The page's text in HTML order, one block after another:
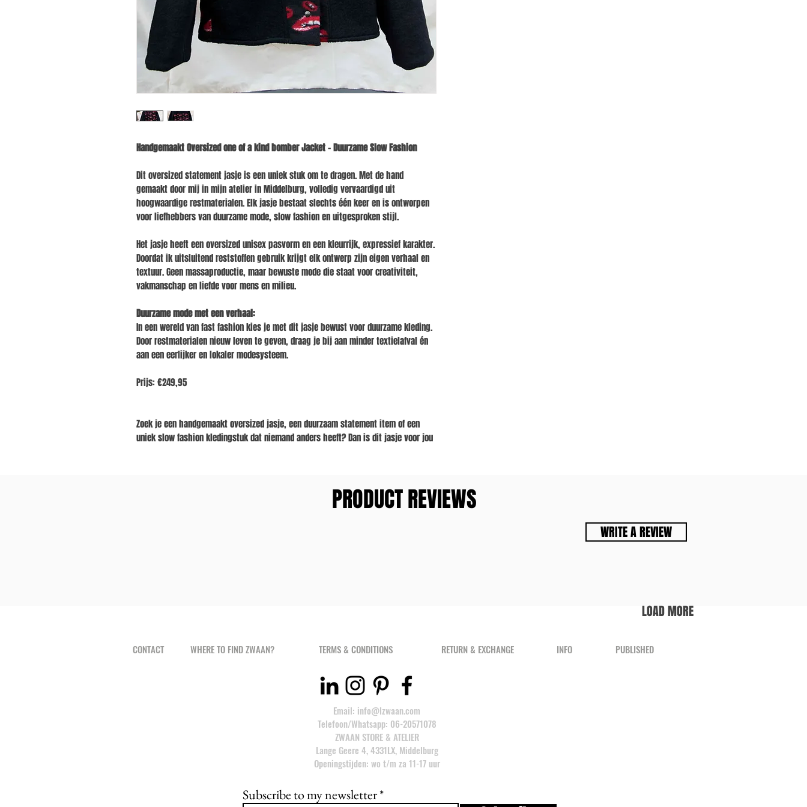
Handgemaakt Oversized one of a kind bomber Jacket – Duurzame Slow Fashion
Dit oversized statement jasje is een uniek stuk om te dragen. Met de hand
gemaakt door mij in mijn atelier in Middelburg, volledig vervaardigd uit
hoogwaardige restmaterialen.Elk jasje bestaat slechts één keer en is ontworpen
voor liefhebbers van duurzame mode, slow fashion en uitgesproken stijl.
Het jasje heeft een oversized unisex pasvorm en een kleurrijk, expressief karakter.
Doordat ik uitsluitend reststoffen gebruik krijgt elk ontwerp zijn eigen verhaal en
textuur. Geen massaproductie, maar bewuste mode die staat voor creativiteit,
vakmanschap en liefde voor mens en milieu.
Duurzame mode met een verhaal:
In een wereld van fast fashion kies je met dit jasje bewust voor duurzame kleding.
Door restmaterialen nieuw leven te geven, draag je bij aan minder textielafval én
aan een eerlijker en lokaler modesysteem.
Prijs:€249,95
Zoek je een handgemaakt oversized jasje, een duurzaam statement item of een
uniek slow fashion kledingstuk dat niemand anders heeft? Dan is dit jasje voor jou
PRODUCT REVIEWS
WRITE A REVIEW
LOAD MORE
CONTACT WHERE TO FIND ZWAAN? TERMS & CONDITIONS RETURN & EXCHANGE INFO PUBLISHED
Email: info@lzwaan.com
Telefoon/Whatsapp: 06-20571078
ZWAAN STORE & ATELIER
Lange Geere 4, 4331LX, Middelburg
Openingstijden: wo t/m za 11-17 uur
Subscribe to my newsletter